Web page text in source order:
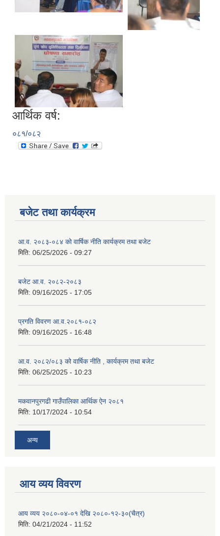
आर्थिक वर्ष:
०८१/०८२
बजेट तथा कार्यक्रम
आ.व. २०८३-०८४ को वार्षिक नीति कार्यक्रम तथा बजेट
मिति: 06/25/2026 - 09:27
बजेट आ.व. २०८२-२०८३
मिति: 09/16/2025 - 17:05
प्रगति विवरण आ.व.२०८१-०८२
मिति: 09/16/2025 - 16:48
आ.व. २०८२/०८३ को वार्षिक नीति , कार्यक्रम तथा बजेट
मिति: 06/25/2025 - 10:23
मकवानपुरगढी गाउँपालिका आर्थिक ‌‌‌ऐन २०८१
मिति: 10/17/2024 - 10:54
अन्य
आय व्यय विवरण
आय व्यय २०८०-०४-०१ देखि २०८०-१२-३०(चैत्र)
मिति: 04/21/2024 - 11:52